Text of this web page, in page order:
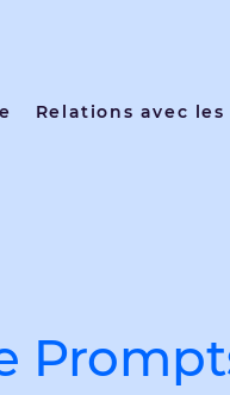
Relations avec